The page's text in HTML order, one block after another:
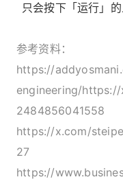
只会按下「运行」的
参考资料：
https://
engineering/
2484856041558
https://x.com/
27
https://